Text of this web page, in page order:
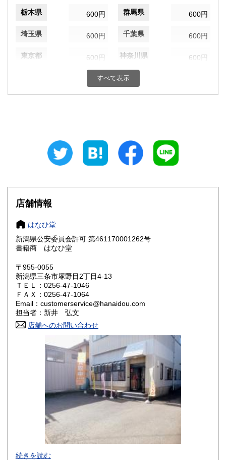
栃木県 600円 群馬県 600円
埼玉県 600円 千葉県 600円
東京都 600円 神奈川県 600円
600円 富山県
静岡県
600円 三重県
滋賀県 600円 京都府 600円
大阪府
奈良県
鳥取県
岡山県 600円
山口県 600円
香川県
600円 福岡県
600円 長崎県
600円 大分県
600円 鹿児島県
すべて表示
店舗情報
はなひ堂
新潟県公安委員会許可 第461170001262号
書籍商 はなひ堂
〒955-0055
新潟県三条市塚野目2丁目4-13
ＴＥＬ：0256-47-1046
ＦＡＸ：0256-47-1064
Email：customerservice@hanaidou.com
担当者：新井 弘文
店舗へのお問い合わせ
続きを読む